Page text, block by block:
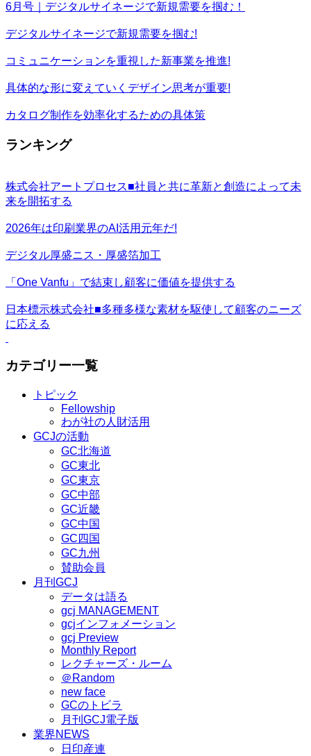
6月号｜デジタルサイネージで新規需要を掴む！
デジタルサイネージで新規需要を掴む!
コミュニケーションを重視した新事業を推進!
具体的な形に変えていくデザイン思考が重要!
カタログ制作を効率化するための具体策
ランキング
株式会社アートプロセス■社員と共に革新と創造によって未
来を開拓する
2026年は印刷業界のAI活用元年だ!
デジタル厚盛ニス・厚盛箔加工
「One Vanfu」で結束し顧客に価値を提供する
日本標示株式会社■多種多様な素材を駆使して顧客のニーズ
に応える
カテゴリー一覧
トピック
Fellowship
わが社の人財活用
GCJの活動
GC北海道
GC東北
GC東京
GC中部
GC近畿
GC中国
GC四国
GC九州
賛助会員
月刊GCJ
データは語る
gcj MANAGEMENT
gcjインフォメーション
gcj Preview
Monthly Report
レクチャーズ・ルーム
＠Random
new face
GCのトビラ
月刊GCJ電子版
業界NEWS
日印産連